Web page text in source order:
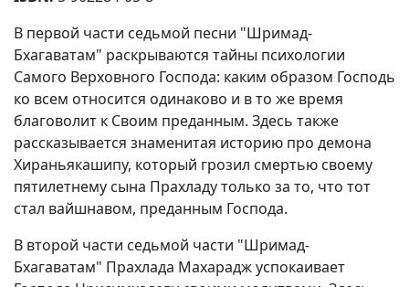
В первой части седьмой песни "Шримад-
Бхагаватам" раскрываются тайны психологии
Самого Верховного Господа: каким образом Господь
ко всем относится одинаково и в то же время
благоволит к Своим преданным. Здесь также
рассказывается знаменитая историю про демона
Хираньякашипу, который грозил смертью своему
пятилетнему сына Прахладу только за то, что тот
стал вайшнавом, преданным Господа.
В второй части седьмой части "Шримад-
Бхагаватам" Прахлада Махарадж успокаивает